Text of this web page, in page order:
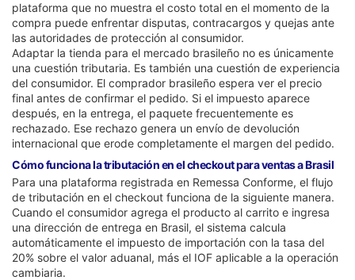
plataforma que no muestra el costo total en el momento de la
compra puede enfrentar disputas, contracargos y quejas ante
las autoridades de protección al consumidor.
Adaptar la tienda para el mercado brasileño no es únicamente
una cuestión tributaria. Es también una cuestión de experiencia
del consumidor. El comprador brasileño espera ver el precio
final antes de confirmar el pedido. Si el impuesto aparece
después, en la entrega, el paquete frecuentemente es
rechazado. Ese rechazo genera un envío de devolución
internacional que erode completamente el margen del pedido.
Cómo funciona la tributación en el checkout para ventas a Brasil
Para una plataforma registrada en Remessa Conforme, el flujo
de tributación en el checkout funciona de la siguiente manera.
Cuando el consumidor agrega el producto al carrito e ingresa
una dirección de entrega en Brasil, el sistema calcula
automáticamente el impuesto de importación con la tasa del
20% sobre el valor aduanal, más el IOF aplicable a la operación
cambiaria.